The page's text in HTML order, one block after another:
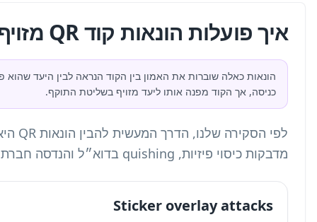
היעד שהוא פותח. המשתמש מצפה לתפריט, דף תשלום או מסך
לפי הסקירה שלנו, הדרך המעשית להבין הונאות QR היא כספקטרום: קודים מזויפים שנוצרו מראש,